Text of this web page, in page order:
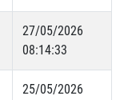
27/05/2026
08:14:33
25/05/2026